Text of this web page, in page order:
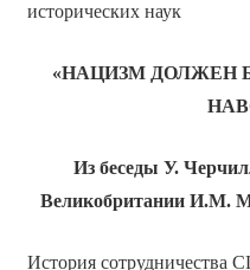
исторических наук
«НАЦИЗМ ДОЛЖЕН
Из беседы У.
Великобритании И.М.
История